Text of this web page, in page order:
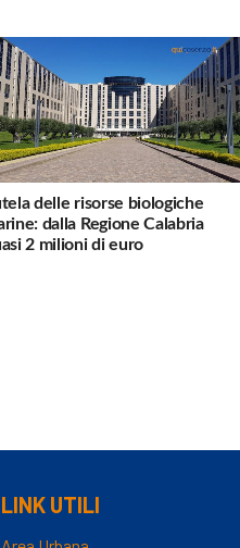
delle risorse biologiche
dalla Regione Calabria
2 milioni di euro
LINK UTILI